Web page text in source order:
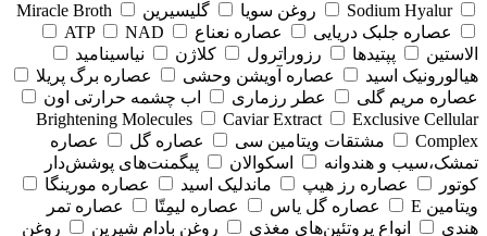
Sodium Hyalur
روغن سویا گلیسیرین
Miracle Broth
عصاره جلبک دریایی
عصاره نعناع ATP
NAD
الاستین
پپتیدها رزوراترول کلاژن
⁠نیاسینامید
هیالورونیک اسید
عصاره آویشن وحشی
عصاره برگ پریلا
عصاره مریم گلی
عطر رزماری
اب چشمه حرارتی اون
Brightening Molecules
Caviar Extract
Exclusive Cellular
Complex
مشتقات ویتامین سی عصاره گل
عصاره
تمشک،سیب و هندوانه
اسکوالان
پیگمنت‌های پوشش‌دار
کوتور
عصاره رز هیپ ماندلیک اسید
عصاره مورینگا
ویتامین E
عصاره گل یاس عصاره لیمِتّا
عصاره تمر
هندی
انواع پروتئین‌های مغذی روغن بادام شیرین
روغن